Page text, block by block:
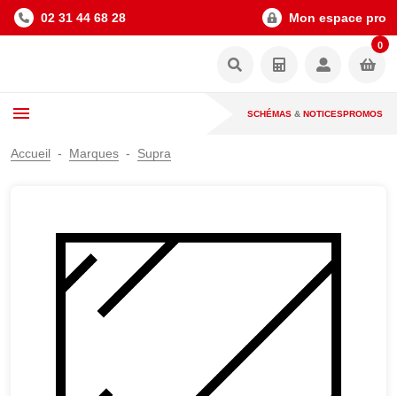
02 31 44 68 28 Mon espace pro
0
SCHÉMAS & NOTICESPROMOS
Accueil Marques Supra